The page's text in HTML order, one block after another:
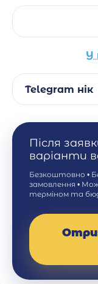
У
Telegram нік
Після
варіанти
Безкоштовно •
замовлення •
терміном та